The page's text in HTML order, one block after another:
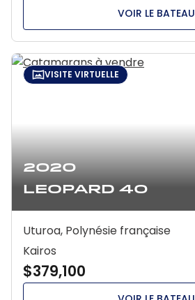
VOIR LE BATEAU
2020
Leopard 40
VISITE VIRTUELLE
Uturoa, Polynésie française
Kairos
$379,100